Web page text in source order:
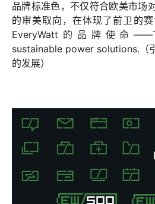
品牌标准色，不仅符合欧美市场
的审美取向，在体现了前卫的
EveryWatt的品牌使命
sustainable power solutions.（
的发展）